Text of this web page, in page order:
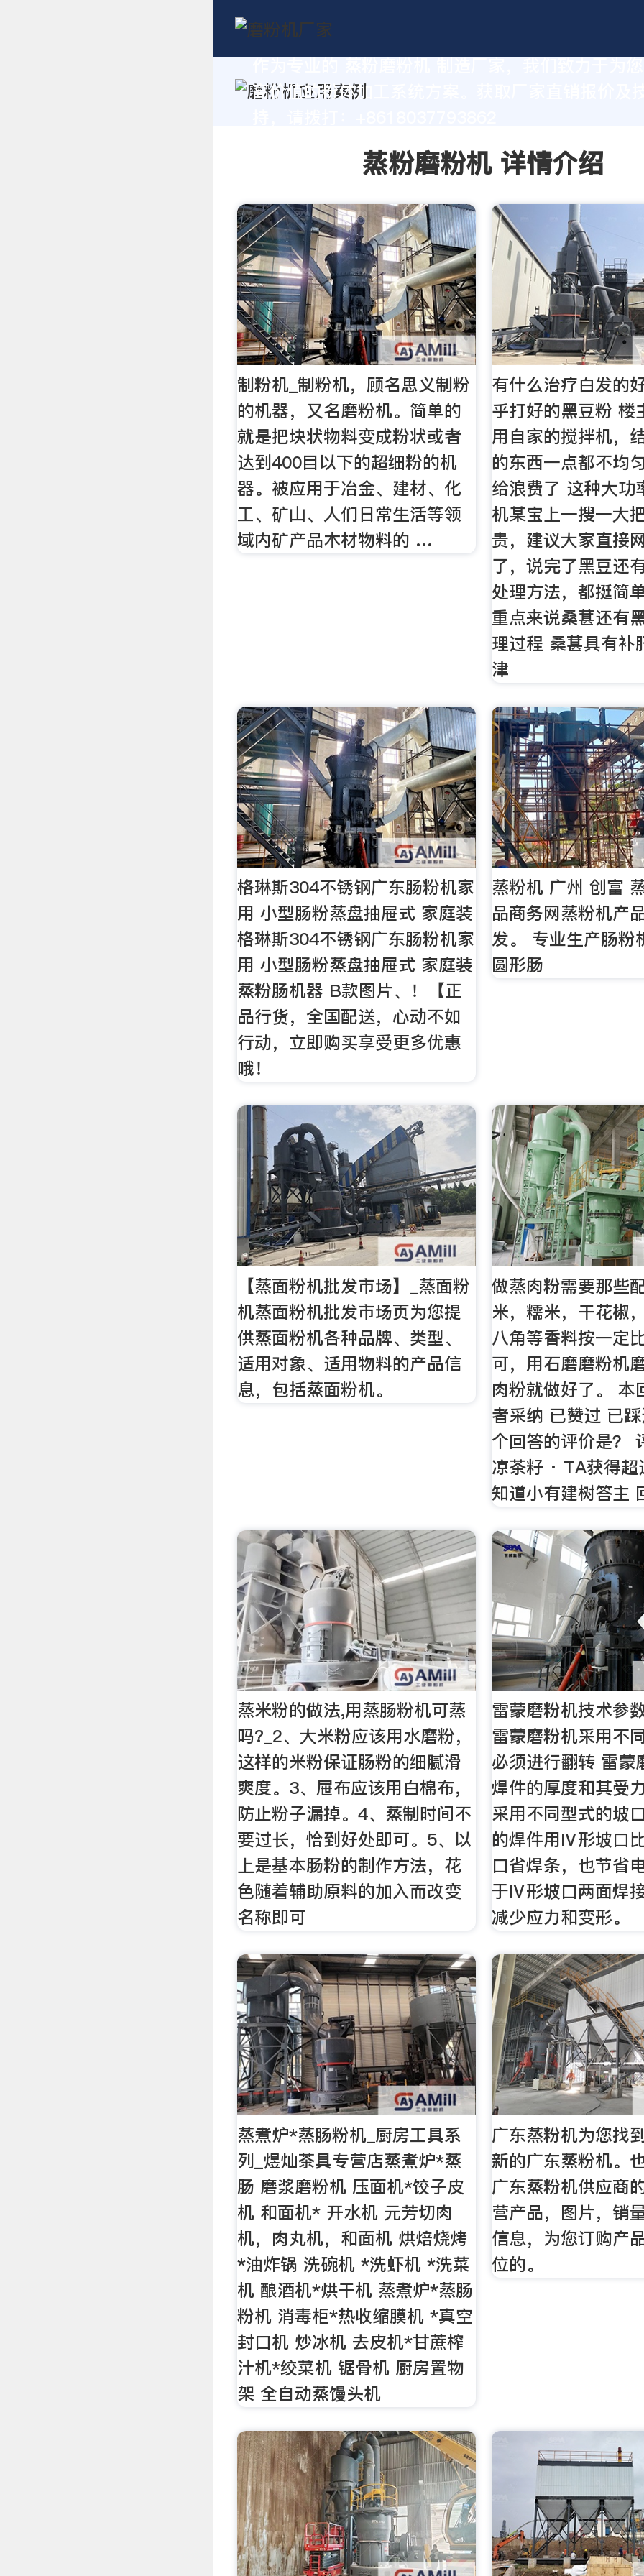
高价值的粉体加工系统方案。获取厂家直销报价及
蒸粉磨粉机 详情介绍
制粉机_制粉机，顾名思义制粉
的机器，又名磨粉机。简单的
就是把块状物料变成粉状或者
达到400目以下的超细粉的机
器。被应用于冶金、建材、化
工、矿山、人们日常生活等领
域内矿产品木材物料的 …
有什么治疗白发的
乎打好的黑豆粉 楼
用自家的搅拌机，
的东西一点都不均
给浪费了 这种大功
机某宝上一搜一大
贵，建议大家直接
了，说完了黑豆还
处理方法，都挺简
重点来说桑葚还有
理过程 桑葚具有补
津
格琳斯304不锈钢广东肠粉机家
用 小型肠粉蒸盘抽屉式 家庭装
格琳斯304不锈钢广东肠粉机家
用 小型肠粉蒸盘抽屉式 家庭装
蒸粉肠机器 B款图片、！【正
品行货，全国配送，心动不如
行动，立即购买享受更多优惠
哦！
蒸粉机 广州 创富
品商务网蒸粉机产
发。 专业生产肠粉
圆形肠
【蒸面粉机批发市场】_蒸面粉
机蒸面粉机批发市场页为您提
供蒸面粉机各种品牌、类型、
适用对象、适用物料的产品信
息，包括蒸面粉机。
做蒸肉粉需要那些
米，糯米，干花椒
八角等香料按一定
可，用石磨磨粉机
肉粉就做好了。 本
者采纳 已赞过 已
个回答的评价是？
凉茶籽 · TA获得
知道小有建树答主
蒸米粉的做法,用蒸肠粉机可蒸
吗?_2、大米粉应该用水磨粉，
这样的米粉保证肠粉的细腻滑
爽度。3、屉布应该用白棉布，
防止粉子漏掉。4、蒸制时间不
要过长，恰到好处即可。5、以
上是基本肠粉的制作方法，花
色随着辅助原料的加入而改变
名称即可
雷蒙磨粉机技术参
雷蒙磨粉机采用不
必须进行翻转 雷蒙
焊件的厚度和其受
采用不同型式的坡
的焊件用Ⅳ形坡口
口省焊条，也节省
于Ⅳ形坡口两面焊
减少应力和变形。
蒸煮炉*蒸肠粉机_厨房工具系
列_煜灿茶具专营店蒸煮炉*蒸
肠 磨浆磨粉机 压面机*饺子皮
机 和面机* 开水机 元芳切肉
机，肉丸机，和面机 烘焙烧烤
*油炸锅 洗碗机 *洗虾机 *洗菜
机 酿酒机*烘干机 蒸煮炉*蒸肠
粉机 消毒柜*热收缩膜机 *真空
封口机 炒冰机 去皮机*甘蔗榨
汁机*绞菜机 锯骨机 厨房置物
架 全自动蒸馒头机
广东蒸粉机为您找
新的广东蒸粉机。
广东蒸粉机供应商
营产品，图片，销
信息，为您订购产
位的。